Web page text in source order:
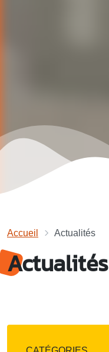
Accueil Actualités
Actualités